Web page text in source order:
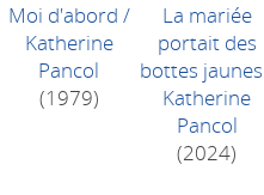
Moi d'abord /
Katherine
Pancol
(1979)
La mariée
portait des
bottes jaunes
Katherine
Pancol
(2024)